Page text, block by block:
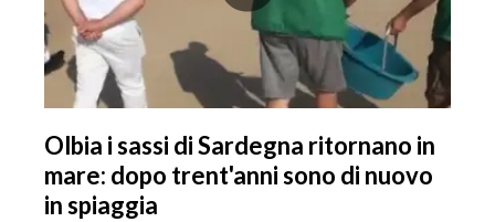
Olbia i sassi di Sardegna ritornano in
mare: dopo trent'anni sono di nuovo
in spiaggia